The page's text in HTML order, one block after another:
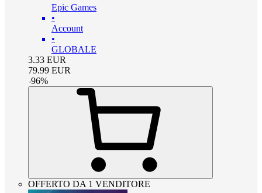
Epic Games
•
Account
•
GLOBALE
3.33 EUR
79.99 EUR
-96%
OFFERTO DA 1 VENDITORE